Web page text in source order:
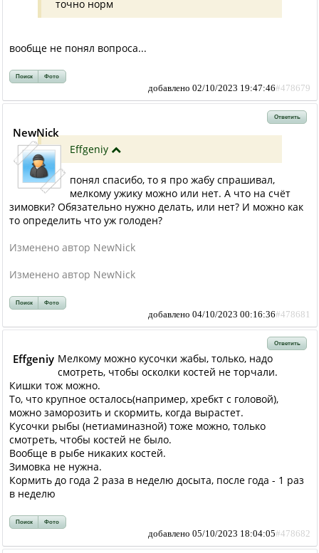
точно норм
вообще не понял вопроса...
Поиск Фото
добавлено 02/10/2023 19:47:46#478679
Ответить
NewNick
Effgeniy
понял спасибо, то я про жабу спрашивал,
мелкому ужику можно или нет. А что на счёт
зимовки? Обязательно нужно делать, или нет? И можно как
то определить что уж голоден?
Изменено автор NewNick
Изменено автор NewNick
Поиск Фото
добавлено 04/10/2023 00:16:36#478681
Ответить
Effgeniy Мелкому можно кусочки жабы, только, надо
смотреть, чтобы осколки костей не торчали.
Кишки тож можно.
То, что крупное осталось(например, хребкт с головой),
можно заморозить и скормить, когда вырастет.
Кусочки рыбы (нетиаминазной) тоже можно, только
смотреть, чтобы костей не было.
Вообще в рыбе никаких костей.
Зимовка не нужна.
Кормить до года 2 раза в неделю досыта, после года - 1 раз
в неделю
Поиск Фото
добавлено 05/10/2023 18:04:05#478682